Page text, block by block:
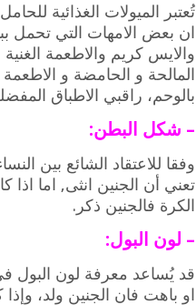
تُعتبر الميولات الغذائية
ان بعض الامهات التي تحمل
والايس كريم والاطعمة
المالحة و الحامضة و
بالوحم، راقبي الاطباق
– شكل البطن:
وفقا للاعتقاد الشائع بين
تعني أن الجنين انثى, اما
الكرة فالجنين ذكر.
– لون البول:
قد يُساعد معرفة لون البول
او باهت فان الجنين ولد،